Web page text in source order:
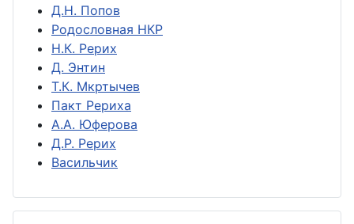
Д.Н. Попов
Родословная НКР
Н.К. Рерих
Д. Энтин
Т.К. Мкртычев
Пакт Рериха
А.А. Юферова
Д.Р. Рерих
Васильчик